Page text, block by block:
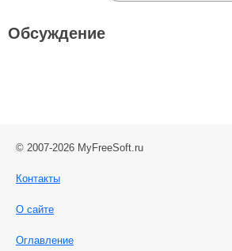
Обсуждение
© 2007-2026 MyFreeSoft.ru
Контакты
О сайте
Оглавление